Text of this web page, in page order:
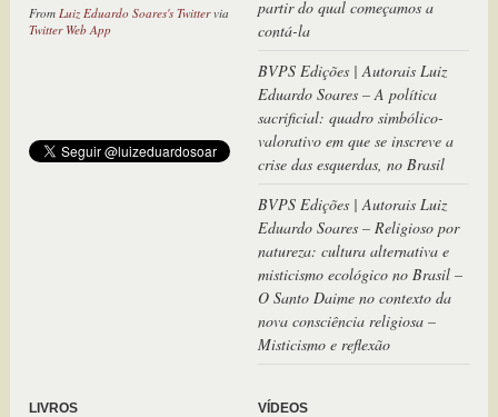
partir do qual começamos a
contá-la
BVPS Edições | Autorais Luiz
Eduardo Soares – A política
sacrificial: quadro simbólico-
valorativo em que se inscreve a
crise das esquerdas, no Brasil
BVPS Edições | Autorais Luiz
Eduardo Soares – Religioso por
natureza: cultura alternativa e
misticismo ecológico no Brasil –
O Santo Daime no contexto da
nova consciência religiosa –
Misticismo e reflexão
LIVROS VÍDEOS